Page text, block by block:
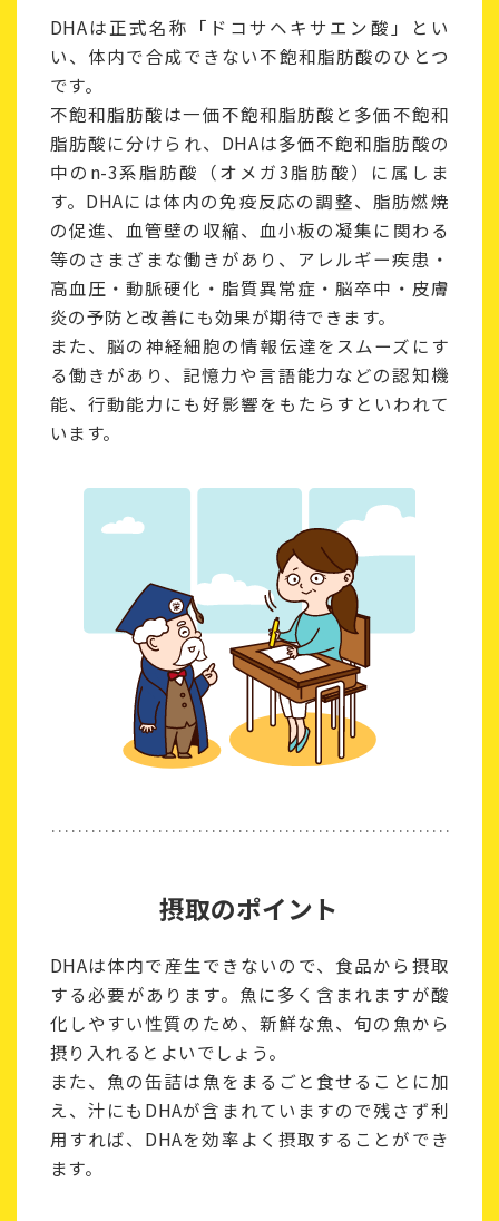
DHAは正式名称「ドコサヘキサエン酸」とい
い、体内で合成できない不飽和脂肪酸のひとつ
です。
不飽和脂肪酸は一価不飽和脂肪酸と多価不飽和
脂肪酸に分けられ、DHAは多価不飽和脂肪酸の
中のn-3系脂肪酸（オメガ3脂肪酸）に属しま
す。DHAには体内の免疫反応の調整、脂肪燃焼
の促進、血管壁の収縮、血小板の凝集に関わる
等のさまざまな働きがあり、アレルギー疾患・
高血圧・動脈硬化・脂質異常症・脳卒中・皮膚
炎の予防と改善にも効果が期待できます。
また、脳の神経細胞の情報伝達をスムーズにす
る働きがあり、記憶力や言語能力などの認知機
能、行動能力にも好影響をもたらすといわれて
います。
摂取のポイント
DHAは体内で産生できないので、食品から摂取
する必要があります。魚に多く含まれますが酸
化しやすい性質のため、新鮮な魚、旬の魚から
摂り入れるとよいでしょう。
また、魚の缶詰は魚をまるごと食せることに加
え、汁にもDHAが含まれていますので残さず利
用すれば、DHAを効率よく摂取することができ
ます。